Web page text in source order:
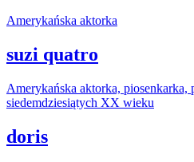
Amerykańska aktorka
suzi quatro
Amerykańska aktorka, piosenkarka,
siedemdziesiątych XX wieku
doris